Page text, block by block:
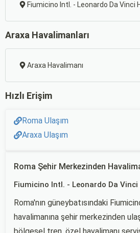
Fiumicino Intl. - Leonardo Da Vinci
Araxa Havalimanları
Araxa Havalimanı
Hızlı Erişim
Roma Ulaşım
Araxa Ulaşım
Roma Şehir Merkezinden
Fiumicino Intl. - Leonardo Da Vinci
Roma'nın güneybatısındaki
havalimanına şehir merkezinden